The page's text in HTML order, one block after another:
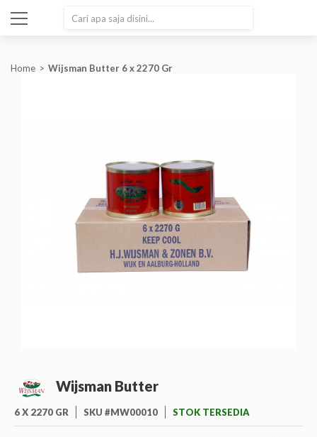
Home Wijsman Butter 6 x 2270 Gr
Wijsman Butter
6 X 2270 GR SKU #MW00010 STOK TERSEDIA